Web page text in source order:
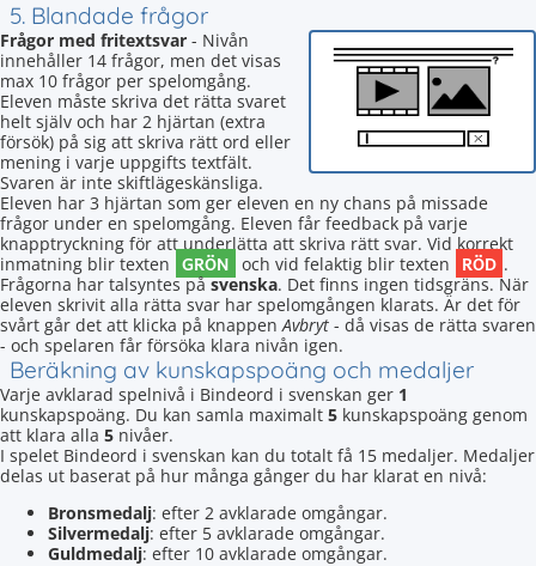
5. Blandade frågor
Frågor med fritextsvar - Nivån
innehåller 14 frågor, men det visas
max 10 frågor per spelomgång.
Eleven måste skriva det rätta svaret
helt själv och har 2 hjärtan (extra
försök) på sig att skriva rätt ord eller
mening i varje uppgifts textfält.
Svaren är inte skiftlägeskänsliga.
Eleven har 3 hjärtan som ger eleven en ny chans på missade
frågor under en spelomgång. Eleven får feedback på varje
knapptryckning för att underlätta att skriva rätt svar. Vid korrekt
inmatning blir texten GRÖN och vid felaktig blir texten RÖD .
Frågorna har talsyntes påsvenska. Det finns ingen tidsgräns. När
eleven skrivit alla rätta svar har spelomgången klarats. Är det för
svårt går det att klicka på knappenAvbryt - då visas de rätta svaren
- och spelaren får försöka klara nivån igen.
Beräkning av kunskapspoäng och medaljer
Varje avklarad spelnivå i Bindeord i svenskan ger 1
kunskapspoäng. Du kan samla maximalt 5 kunskapspoäng genom
att klara alla 5 nivåer.
I spelet Bindeord i svenskan kan du totalt få 15 medaljer. Medaljer
delas ut baserat på hur många gånger du har klarat en nivå:
Bronsmedalj: efter 2 avklarade omgångar.
Silvermedalj: efter 5 avklarade omgångar.
Guldmedalj: efter 10 avklarade omgångar.